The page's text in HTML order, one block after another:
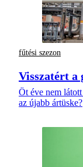
fűtési szezon
Visszatért a
Öt éve nem
az újabb ártüske?